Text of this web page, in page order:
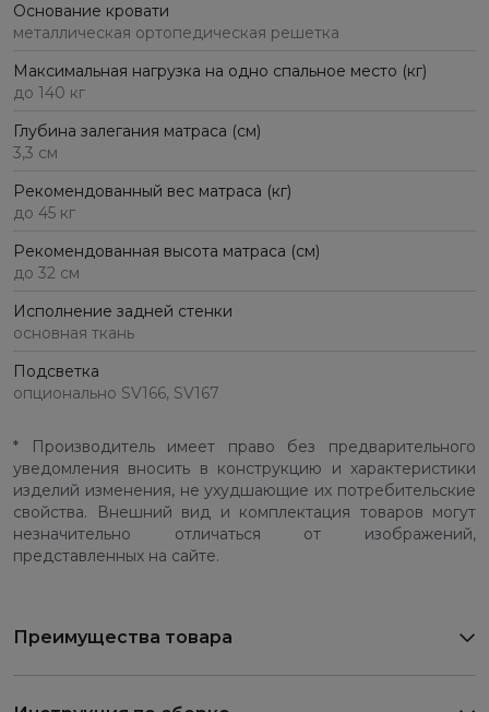
Основание кровати
металлическая ортопедическая решетка
Максимальная нагрузка на одно спальное место (кг)
до 140 кг
Глубина залегания матраса (см)
3,3 см
Рекомендованный вес матраса (кг)
до 45 кг
Рекомендованная высота матраса (см)
до 32 см
Исполнение задней стенки
основная ткань
Подсветка
опционально SV166, SV167
* Производитель имеет право без предварительного
уведомления вносить в конструкцию и характеристики
изделий изменения, не ухудшающие их потребительские
свойства. Внешний вид и комплектация товаров могут
незначительно отличаться от изображений,
представленных на сайте.
Преимущества товара